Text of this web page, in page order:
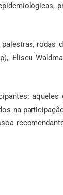
rodas
Eliseu
aqueles
na